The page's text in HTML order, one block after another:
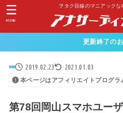
ヲタク目線のマニアックな
MENU
更新終了の
2019.02.23 2021.01.03
本ページはアフィリエイトプログラ
第78回岡山スマホユー